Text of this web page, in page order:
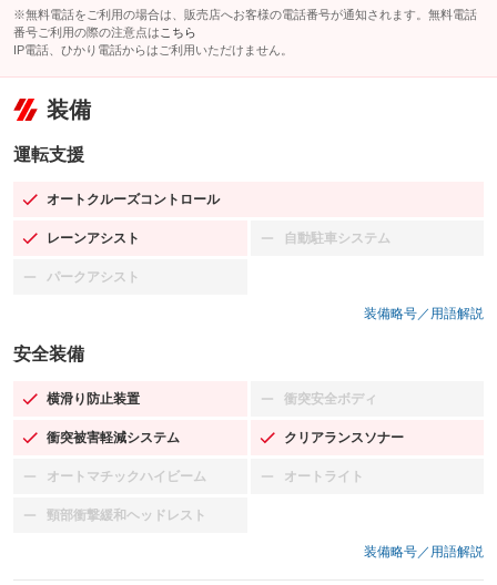
※無料電話をご利用の場合は、販売店へお客様の電話番号が通知されます。無料電話
番号ご利用の際の注意点は こちら
IP電話、ひかり電話からはご利用いただけません。
装備
運転支援
オートクルーズコントロール
：装備あり
レーンアシスト
：装備あり 自動駐車システム
：装備なし
パークアシスト
：装備なし
装備略号／用語解説
安全装備
横滑り防止装置
：装備あり 衝突安全ボディ
：装備なし
衝突被害軽減システム
：装備あり クリアランスソナー
：装備あり
オートマチックハイビーム
：装備なし オートライト
：装備なし
頸部衝撃緩和ヘッドレスト
：装備なし
装備略号／用語解説